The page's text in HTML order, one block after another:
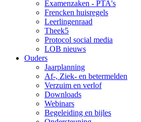
Examenzaken - PTA's
Frencken huisregels
Leerlingenraad
Theek5
Protocol social media
LOB nieuws
Ouders
Jaarplanning
Af-, Ziek- en betermelden
Verzuim en verlof
Downloads
Webinars
Begeleiding en bijles